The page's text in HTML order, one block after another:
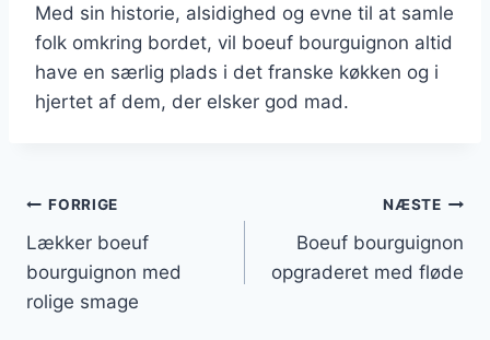
Med sin historie, alsidighed og evne til at samle
folk omkring bordet, vil boeuf bourguignon altid
have en særlig plads i det franske køkken og i
hjertet af dem, der elsker god mad.
Indlægsnavigation
FORRIGE
Lækker boeuf
bourguignon med
rolige smage
NÆSTE
Boeuf bourguignon
opgraderet med fløde